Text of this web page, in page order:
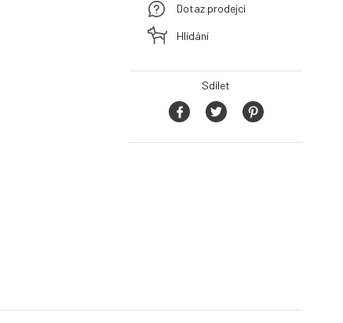
Dotaz prodejci
Hlídání
Sdílet